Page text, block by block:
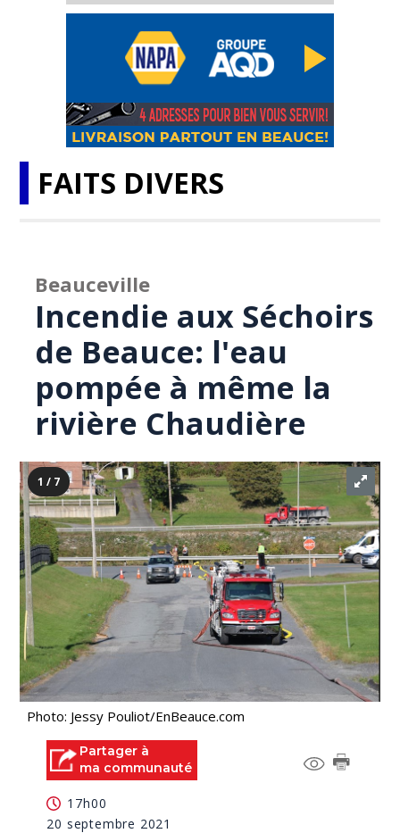
FAITS DIVERS
Beauceville
Incendie aux Séchoirs
de Beauce: l'eau
pompée à même la
rivière Chaudière
1 / 7
Photo: Jessy Pouliot/EnBeauce.com
Partager à
ma communauté
17h00
20 septembre 2021